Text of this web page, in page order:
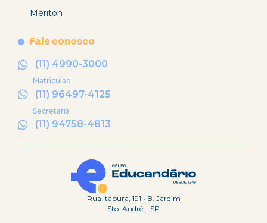
Méritoh
Fale conosco
(11) 4990-3000
Matrículas
(11) 96497-4125
Secretaria
(11) 94758-4813
Rua Itapura, 191 • B. Jardim
Sto. André – SP